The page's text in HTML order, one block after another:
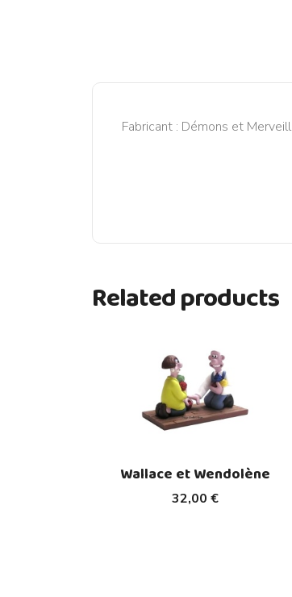
Fabricant : Démons et
Related products
32,00 €
Wallace et Wendolène